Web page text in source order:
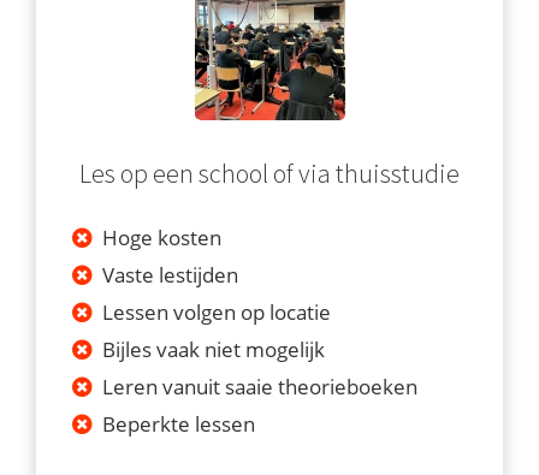
Les op een school of via thuisstudie
Hoge kosten
Vaste lestijden
Lessen volgen op locatie
Bijles vaak niet mogelijk
Leren vanuit saaie theorieboeken
Beperkte lessen